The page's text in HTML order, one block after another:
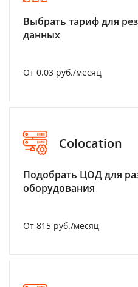
Выбрать тариф для
данных
От 0.03 руб./месяц
Colocation
Подобрать ЦОД для
оборудования
От 815 руб./месяц